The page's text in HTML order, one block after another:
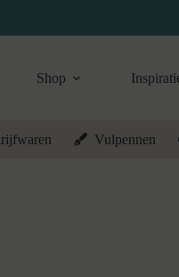
Shop
Vulpennen